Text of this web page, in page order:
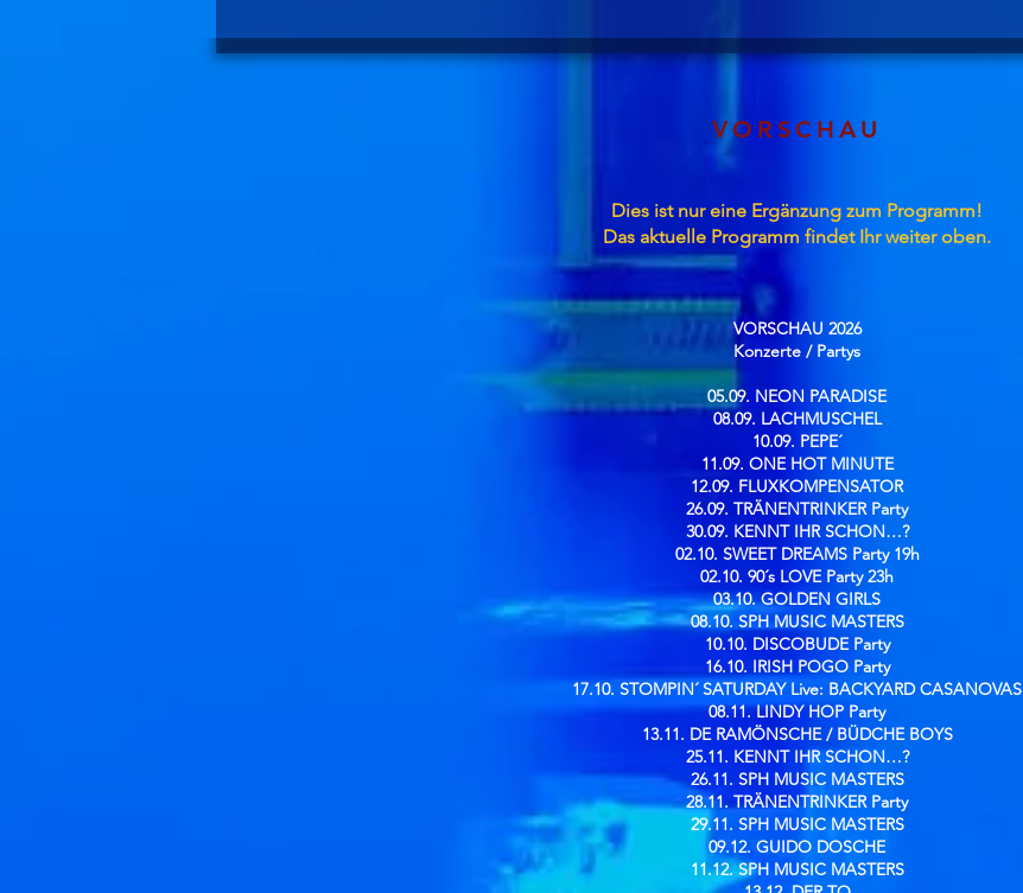
VORSCHAU
Dies ist nur eine Ergänzung zum Programm!
Das aktuelle Programm findet Ihr weiter oben.
VORSCHAU 2026
Konzerte / Partys​
05.09. NEON PARADISE
08.09. LACHMUSCHEL
10.09. PEPE´
11.09. ONE HOT MINUTE
12.09. FLUXKOMPENSATOR
26.09. TRÄNENTRINKER Party
30.09. KENNT IHR SCHON…?
02.10. SWEET DREAMS Party 19h
02.10. 90´s LOVE Party 23h
03.10. GOLDEN GIRLS
08.10. SPH MUSIC MASTERS
10.10. DISCOBUDE Party
16.10. IRISH POGO Party
17.10. STOMPIN´ SATURDAY Live: BACKYARD CASANOVAS
08.11. LINDY HOP Party
13.11. DE RAMÖNSCHE / BÜDCHE BOYS
25.11. KENNT IHR SCHON…?
26.11. SPH MUSIC MASTERS
28.11. TRÄNENTRINKER Party
29.11. SPH MUSIC MASTERS
09.12. GUIDO DOSCHE
11.12. SPH MUSIC MASTERS